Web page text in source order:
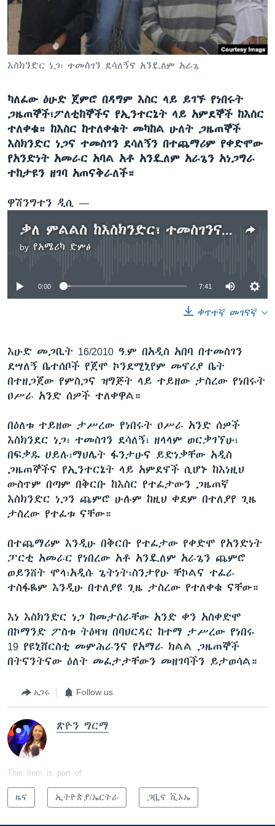
ቋንቋዎች
እስክንድር ነጋ፣ ተመስገን ደሳለኝና አንዷለም አራጌ
ካለፈው ዕሁድ ጀምሮ በዳግም እስር ላይ ይገኙ የነበሩት
ጋዜጠኞች፣ፖለቲከኞችና የኢንተርኔት ላይ አምደኞች ከእስር
ተለቀቁ። ከእስር ከተለቀቁት መካከል ሁለት ጋዜጠኞች
እስክንድር ነጋና ተመስገን ደሳለኝን በተጨማሪም የቀድሞው
የአንድነት አመራር አባል አቶ አንዷለም አራጌን አነጋግራ
ተከታዩን ዘገባ አጠናቅራለች።
ዋሽንግተን ዲሲ —
ቃለ ምልልስ ከእስክንድር፣ ተመስገንና አንዷለም ክእስር ቤት ከወጡ በኋላ
by የአሜሪካ ድምፅ
No media source currently available
0:00 7:41
ቀጥተኛ መገናኛ
እሁድ መጋቢት 16/2010 ዓ.ም በአዲስ አበባ በተመስገን
ደሣለኝ ቤተሰቦች የጀሞ ኮንደሚኒየም መኖሪያ ቤት
በተዘጋጀው የምስጋና ዝግጅት ላይ ተይዘው ታስረው የነበሩት
ዐሥራ አንድ ሰዎች ተለቀዋል።
በዕለቱ ተይዘው ታሥረው የነበሩት ዐሥራ አንድ ሰዎች
እስክንደር ነጋ፣ ተመስገን ደሳለኝ፣ ዘላላም ወርቃገኘሁ፣
በፍቃዱ ሀይሉ፣ማህሌት ፋንታሁና ይድነቃቸው አዲስ
ጋዜጠኞችና የኢንተርኔት ላይ አምደኖች ሲሆኑ ከእነዚህ
ውስጥም በጣም በቅርቡ ከእስር የተፈታውን ጋዜጠኛ
እስክንድር ነጋን ጨምሮ ሁሉም ከዚህ ቀደም በተለያየ ጊዜ
ታስረው የተፈቱ ናቸው።
በተጨማሪም እንዲሁ በቅርቡ የተፈታው የቀድሞ የአንድነት
ፓርቲ አመራር የነበረው አቶ አንዷለም አራጌን ጨምሮ
ወይንሸት ሞላ፣አዲሱ ጌትነት፣ስንታየሁ ቸኮልና ተፈራ
ተስፋዬም እንዲሁ በተለያዩ ጊዜ ታስረው የተለቀቁ ናቸው።
እነ እስክንድር ነጋ ከመታሰራቸው አንድ ቀን አስቀድሞ
በኮማንድ ፖስቱ ትዕዛዝ በባህርዳር ከተማ ታሥረው የነበሩ
19 የዩኒቨርስቲ መምሕራንና የአማራ ክልል ጋዜጠኞች
በትናንትናው ዕለት መፈታታቸውን መዘገባችን ይታወሳል።
አጋሩ Follow us
ጽዮን ግርማ
This item is part of
ዜና ኢትዮጵያ/ኤርትራ ጋቢና ቪኦኤ